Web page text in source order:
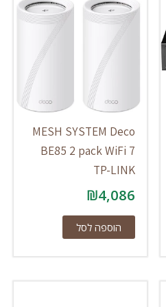
MESH SYSTEM Deco
BE85 2 pack WiFi 7
TP-LINK
₪4,086
הוספה לסל